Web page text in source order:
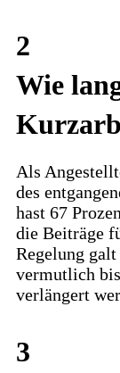
2
Wie
Als
des
hast 67
die Beiträge
Regelung
vermutlich bis
verlängert
3